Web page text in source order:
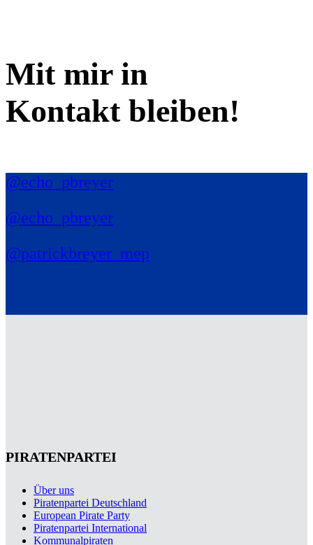
Mit mir in
Kontakt bleiben!
@echo_pbreyer
@echo_pbreyer
@patrickbreyer_mep
PIRATENPARTEI
Über uns
Piratenpartei Deutschland
European Pirate Party
Piratenpartei International
Kommunalpiraten